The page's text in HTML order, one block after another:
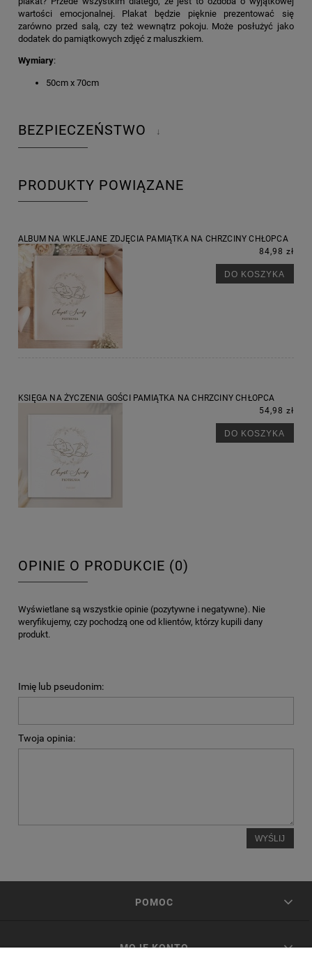
wartości emocjonalnej. Plakat będzie pięknie prezentować się
zarówno przed salą, czy też wewnątrz pokoju. Może posłużyć jako
dodatek do pamiątkowych zdjęć z maluszkiem.
Wymiary:
50cm x 70cm
BEZPIECZEŃSTWO ↓
PRODUKTY POWIĄZANE
ALBUM NA WKLEJANE ZDJĘCIA PAMIĄTKA NA CHRZCINY CHŁOPCA
84,98 zł
DO KOSZYKA
KSIĘGA NA ŻYCZENIA GOŚCI PAMIĄTKA NA CHRZCINY CHŁOPCA
54,98 zł
DO KOSZYKA
OPINIE O PRODUKCIE (0)
Wyświetlane są wszystkie opinie (pozytywne i negatywne). Nie
weryfikujemy, czy pochodzą one od klientów, którzy kupili dany
produkt.
Imię lub pseudonim:
Twoja opinia:
WYŚLIJ
POMOC
MOJE KONTO